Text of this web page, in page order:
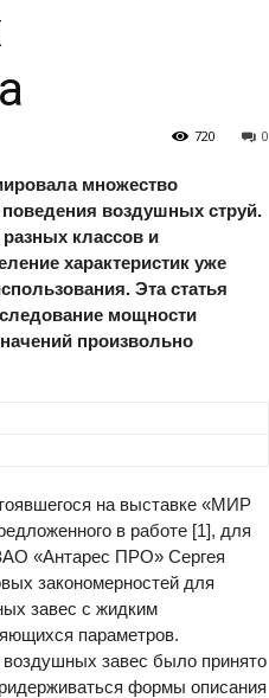
0
720
множество
воздушных струй.
классов и
характеристик уже
Эта статья
мощности
произвольно
на выставке «МИР
в работе [1], для
«Антарес ПРО» Сергея
закономерностей для
завес с жидким
параметров.
завес было принято
формы описания